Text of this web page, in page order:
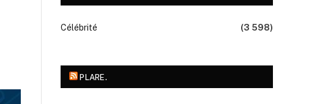
Célébrité (3 598)
PLARE.